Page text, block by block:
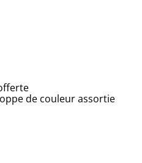
de couleur assortie